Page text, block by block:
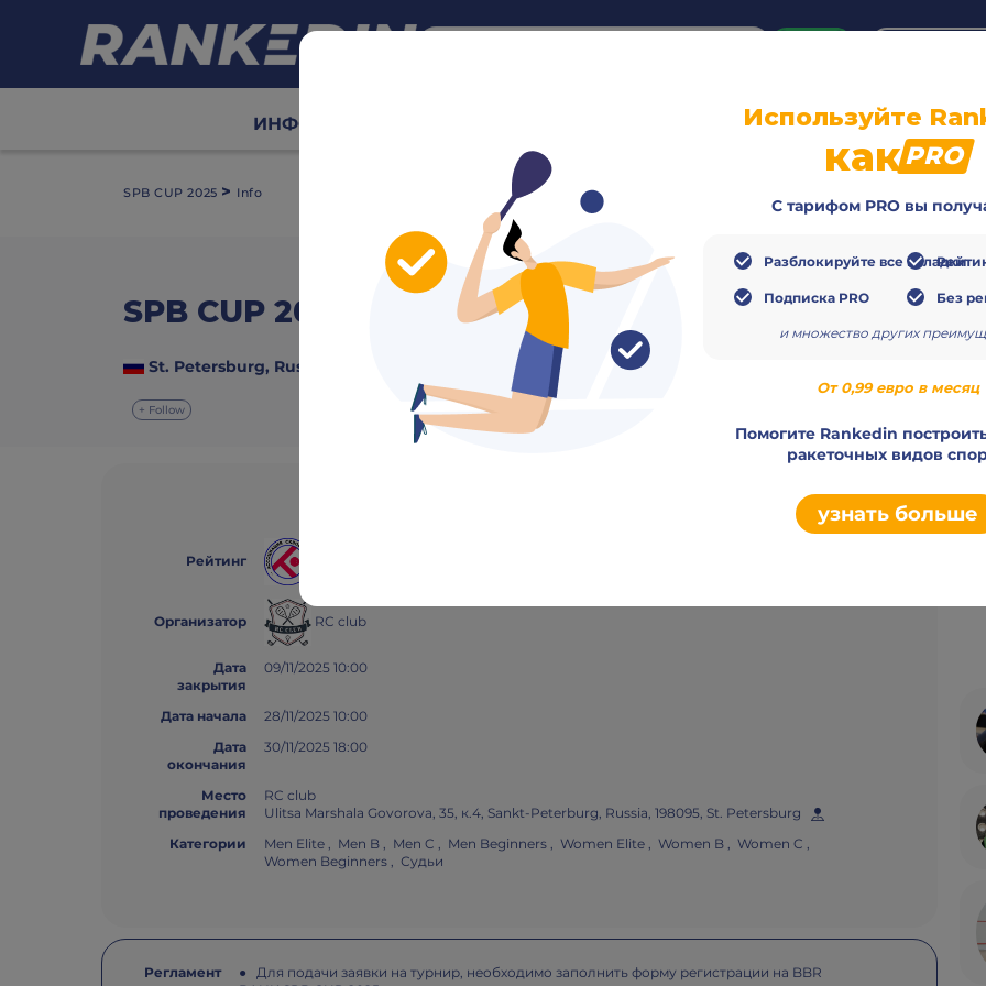
ИНФО Матчи Игроки
SPB CUP 2025 > Info
SPB CUP 2025
St. Petersburg, Russia 28 November - 30 November 2025
+ Follow
Рейтинг
Организатор RC club
Дата
закрытия
09/11/2025 10:00
Дата начала
28/11/2025 10:00
Дата
окончания
30/11/2025 18:00
Место
проведения
RC club
Ulitsa Marshala Govorova, 35, к.4, Sankt-Peterburg, Russia, 198095, St. Petersburg
Категории
Men Elite , Men B , Men C , Men Beginners , Women Elite , Women B , Women C ,
Women Beginners , Судьи
Регламент
● Для подачи заявки на турнир, необходимо заполнить форму регистрации на BBR
Используйте
какPRO
С тарифом PRO вы
Разблокируйте все вкладки
Подписка PRO Без
и множество других
От 0,99 евро в месяц
Помогите Rankedin
ракеточных видов
узнать больше